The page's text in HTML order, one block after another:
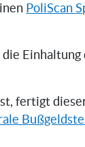
PoliScan
Einhaltung
fertigt